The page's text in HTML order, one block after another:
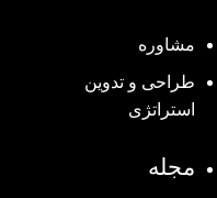
مشاوره
طراحی و تدوین
استراتژی
مجله